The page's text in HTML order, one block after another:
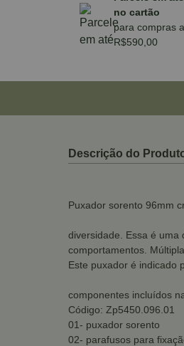
no cartão
para compras
R$590,00
Descrição do
Puxador sorento 96mm
diversidade. Essa é uma
comportamentos.
Este puxador é indicado
componentes incluídos
Código: Zp5450.096.01
01- puxador sorento
02- parafusos para